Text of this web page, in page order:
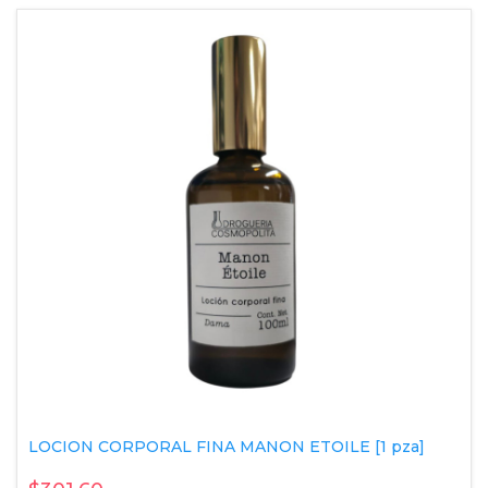
LOCION CORPORAL FINA MANON ETOILE [1 pza]